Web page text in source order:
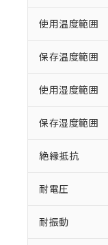
使用温度範囲
保存温度範囲
使用湿度範囲
保存湿度範囲
絶縁抵抗
耐電圧
耐振動